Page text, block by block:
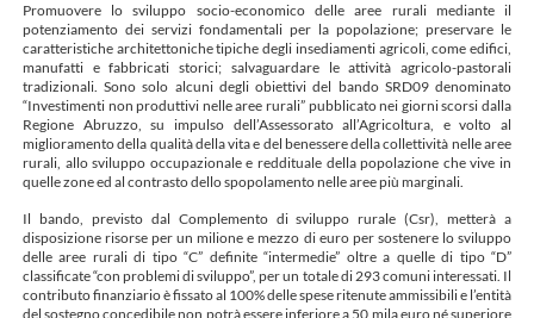
Promuovere lo sviluppo socio-economico delle aree rurali mediante il
potenziamento dei servizi fondamentali per la popolazione; preservare le
caratteristiche architettoniche tipiche degli insediamenti agricoli, come edifici,
manufatti e fabbricati storici; salvaguardare le attività agricolo-pastorali
tradizionali. Sono solo alcuni degli obiettivi del bando SRD09 denominato
“Investimenti non produttivi nelle aree rurali” pubblicato nei giorni scorsi dalla
Regione Abruzzo, su impulso dell’Assessorato all’Agricoltura, e volto al
miglioramento della qualità della vita e del benessere della collettività nelle aree
rurali, allo sviluppo occupazionale e reddituale della popolazione che vive in
quelle zone ed al contrasto dello spopolamento nelle aree più marginali.
Il bando, previsto dal Complemento di sviluppo rurale (Csr), metterà a
disposizione risorse per un milione e mezzo di euro per sostenere lo sviluppo
delle aree rurali di tipo “C” definite “intermedie” oltre a quelle di tipo “D”
classificate “con problemi di sviluppo”, per un totale di 293 comuni interessati. Il
contributo finanziario è fissato al 100% delle spese ritenute ammissibili e l’entità
del sostegno concedibile non potrà essere inferiore a 50 mila euro né superiore